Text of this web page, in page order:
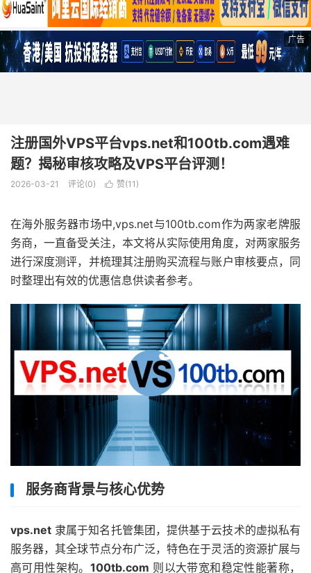
广告
注册国外VPS平台vps.net和100tb.com遇难
题？揭秘审核攻略及VPS平台评测！
2026-03-21 评论(0)  赞(11 )
在海外服务器市场中,vps.net与100tb.com作为两家老牌服
务商，一直备受关注，本文将从实际使用角度，对两家服务
进行深度测评，并梳理其注册购买流程与账户审核要点，同
时整理出有效的优惠信息供读者参考。
服务商背景与核心优势
vps.net 隶属于知名托管集团，提供基于云技术的虚拟私有
服务器，其全球节点分布广泛，特色在于灵活的资源扩展与
高可用性架构。 100tb.com 则以大带宽和稳定性能著称，